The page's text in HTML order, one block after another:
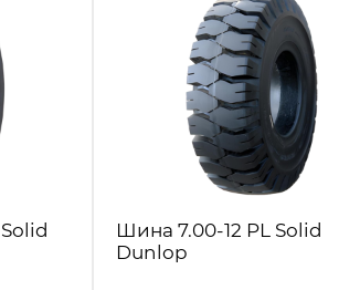
Шина 7.00-12 PL Solid
Dunlop